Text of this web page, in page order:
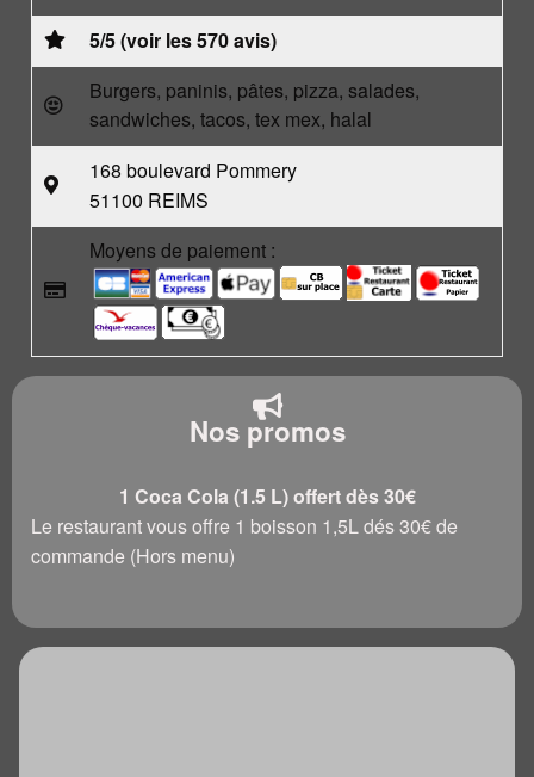
5/5 (voir les 570 avis)
Burgers, paninis, pâtes, pizza, salades,
sandwiches, tacos, tex mex, halal
168 boulevard Pommery
51100 REIMS
Moyens de paiement :
Nos promos
1 Coca Cola (1.5 L) offert dès 30€
Le restaurant vous offre 1 boisson 1,5L dés 30€ de
commande (Hors menu)